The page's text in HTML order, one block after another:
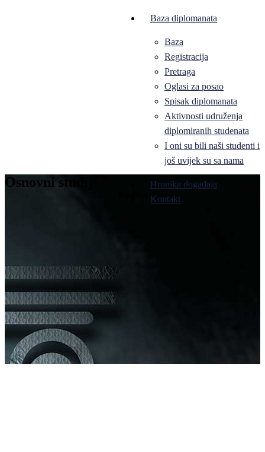
Baza diplomanata
Baza
Registracija
Pretraga
Oglasi za posao
Spisak diplomanata
Aktivnosti udruženja
diplomiranih studenata
I oni su bili naši studenti i
još uvijek su sa nama
Hronika događaja
Kontakt
Osnovni studij